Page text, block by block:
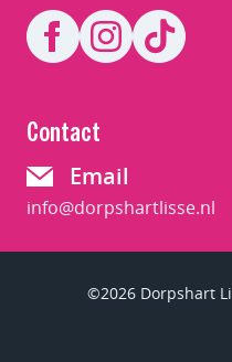
Contact
Email
info@dorpshartlisse.nl
©2026 Dorpshart